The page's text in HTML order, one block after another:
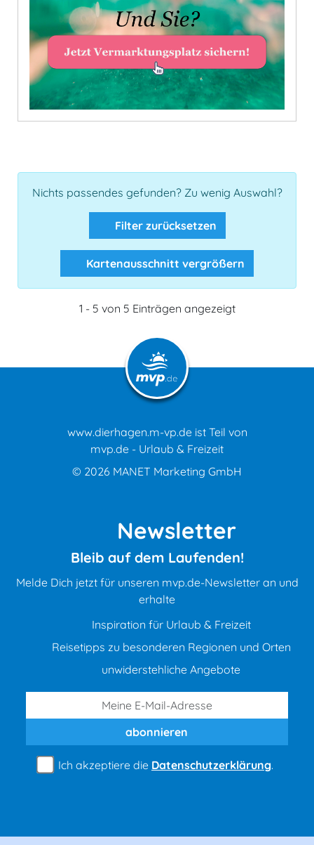
Nichts passendes gefunden? Zu wenig Auswahl?
Filter zurücksetzen
Kartenausschnitt vergrößern
1 - 5 von 5 Einträgen angezeigt
www.dierhagen.m-vp.de ist Teil von
mvp.de - Urlaub & Freizeit
© 2026 MANET Marketing GmbH
Newsletter
Bleib auf dem Laufenden!
Melde Dich jetzt für unseren mvp.de-Newsletter an und
erhalte
Inspiration für Urlaub & Freizeit
Reisetipps zu besonderen Regionen und Orten
unwiderstehliche Angebote
abonnieren
Ich akzeptiere die Datenschutzerklärung.